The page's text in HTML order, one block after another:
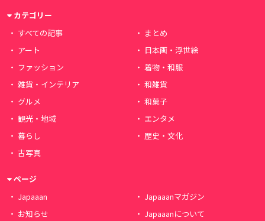
カテゴリー
すべての記事
まとめ
アート
日本画・浮世絵
ファッション
着物・和服
雑貨・インテリア
和雑貨
グルメ
和菓子
観光・地域
エンタメ
暮らし
歴史・文化
古写真
ページ
Japaaan
Japaaanマガジン
お知らせ
Japaaanについて